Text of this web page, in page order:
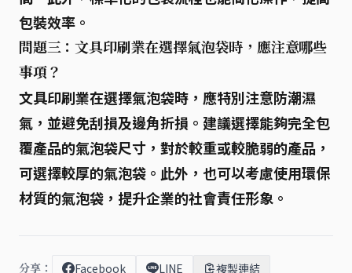
包裝效率。
問題三：文具印刷業在選擇氣泡袋時，應注意哪些
事項？
文具印刷業在選擇氣泡袋時，應特別注意防潮濕
氣，並避免刮損及邊角折損。建議選擇能夠完全包
覆產品的氣泡袋尺寸，對於較重或較脆弱的產品，
可選擇較厚的氣泡袋。此外，也可以考慮使用環保
材質的氣泡袋，提升企業的社會責任形象。
分享： Facebook LINE 複製連結